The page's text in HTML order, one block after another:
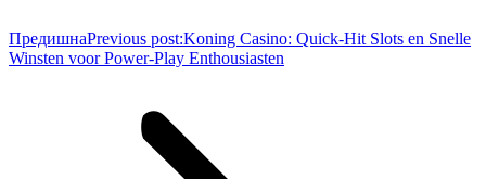
ПредишнаPrevious post:Koning Casino: Quick‑Hit Slots en Snelle
Winsten voor Power‑Play Enthousiasten